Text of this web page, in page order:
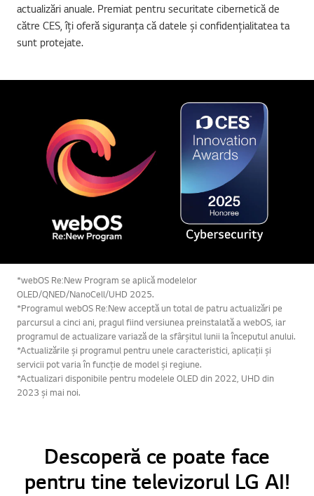
actualizări anuale. Premiat pentru securitate cibernetică de
către CES, îți oferă siguranța că datele și confidențialitatea ta
sunt protejate.
*webOS Re:New Program se aplică modelelor
OLED/QNED/NanoCell/UHD 2025.
*Programul webOS Re:New acceptă un total de patru actualizări pe
parcursul a cinci ani, pragul fiind versiunea preinstalată a webOS, iar
programul de actualizare variază de la sfârșitul lunii la începutul anului.
*Actualizările și programul pentru unele caracteristici, aplicații și
servicii pot varia în funcție de model și regiune.
*Actualizari disponibile pentru modelele OLED din 2022, UHD din
2023 și mai noi.
Descoperă ce poate face
pentru tine televizorul LG AI!